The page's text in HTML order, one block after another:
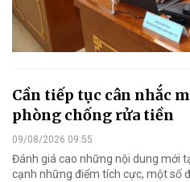
Cần tiếp tục cân nhắc
phòng chống rửa tiền
09/08/2026 09:55
Đánh giá cao những nội dung mới
cạnh những điểm tích cực, một số